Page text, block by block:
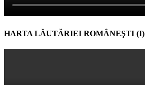
HARTA LĂUTĂRIEI ROMÂNEŞTI (I)